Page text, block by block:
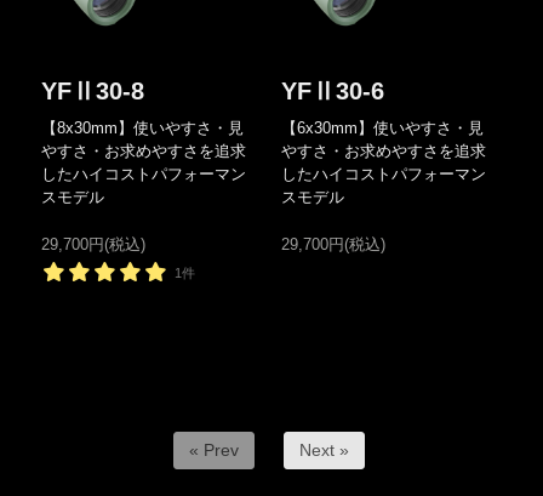
YFⅡ30-8
【8x30mm】使いやすさ・見
やすさ・お求めやすさを追求
したハイコストパフォーマン
スモデル
29,700円(税込)
1件
YFⅡ30-6
【6x30mm】使いやすさ・見
やすさ・お求めやすさを追求
したハイコストパフォーマン
スモデル
29,700円(税込)
« Prev Next »